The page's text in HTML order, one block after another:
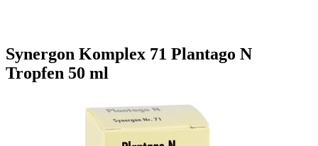
Synergon Komplex 71 Plantago N
Tropfen 50 ml